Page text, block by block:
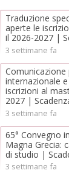
Traduzione specialistica inglese-italiano:
aperte le
il 2026-2027 |
3 settimane fa
Comunicazione professionale in ambito
internazionale
iscrizioni al
2027 |
3 settimane fa
65° Convegno internazionale di studi sulla
Magna Grecia:
di studio |
3 settimane fa